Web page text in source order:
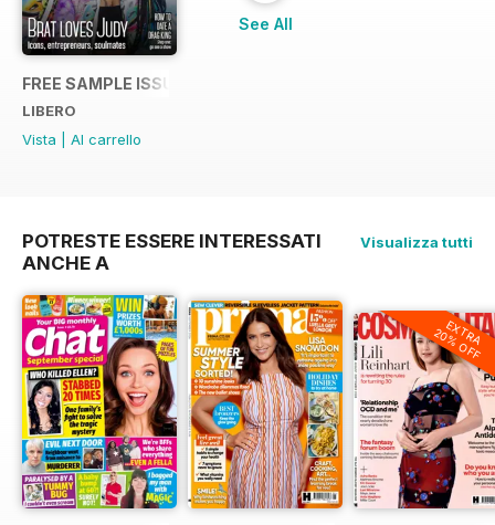
FREE SAMPLE ISSUE
LIBERO
Vista
Al carrello
See All
POTRESTE ESSERE INTERESSATI
ANCHE A
Visualizza tutti
EXTRA
20% OFF